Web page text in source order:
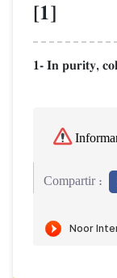
[1]
1- In purity,
Compartir :